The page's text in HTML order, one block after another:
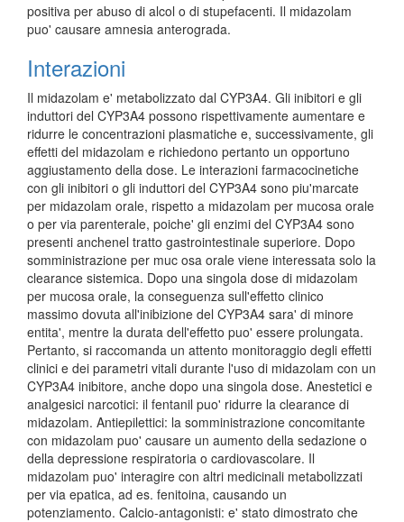
positiva per abuso di alcol o di stupefacenti. Il midazolam
puo' causare amnesia anterograda.
Interazioni
Il midazolam e' metabolizzato dal CYP3A4. Gli inibitori e gli
induttori del CYP3A4 possono rispettivamente aumentare e
ridurre le concentrazioni plasmatiche e, successivamente, gli
effetti del midazolam e richiedono pertanto un opportuno
aggiustamento della dose. Le interazioni farmacocinetiche
con gli inibitori o gli induttori del CYP3A4 sono piu'marcate
per midazolam orale, rispetto a midazolam per mucosa orale
o per via parenterale, poiche' gli enzimi del CYP3A4 sono
presenti anchenel tratto gastrointestinale superiore. Dopo
somministrazione per muc osa orale viene interessata solo la
clearance sistemica. Dopo una singola dose di midazolam
per mucosa orale, la conseguenza sull'effetto clinico
massimo dovuta all'inibizione del CYP3A4 sara' di minore
entita', mentre la durata dell'effetto puo' essere prolungata.
Pertanto, si raccomanda un attento monitoraggio degli effetti
clinici e dei parametri vitali durante l'uso di midazolam con un
CYP3A4 inibitore, anche dopo una singola dose. Anestetici e
analgesici narcotici: il fentanil puo' ridurre la clearance di
midazolam. Antiepilettici: la somministrazione concomitante
con midazolam puo' causare un aumento della sedazione o
della depressione respiratoria o cardiovascolare. Il
midazolam puo' interagire con altri medicinali metabolizzati
per via epatica, ad es. fenitoina, causando un
potenziamento. Calcio-antagonisti: e' stato dimostrato che